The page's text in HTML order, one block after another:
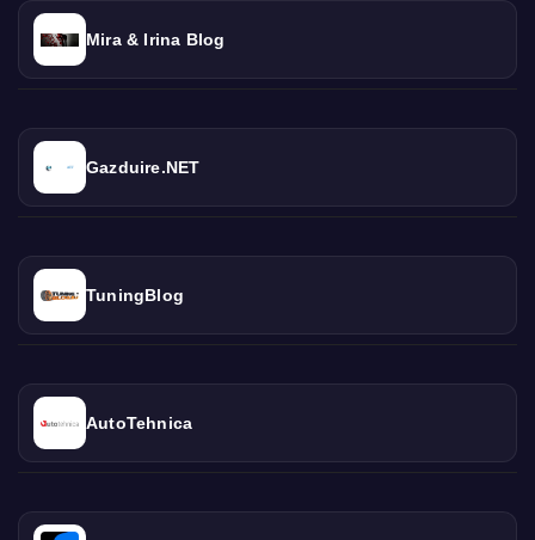
Mira & Irina Blog
Gazduire.NET
TuningBlog
AutoTehnica